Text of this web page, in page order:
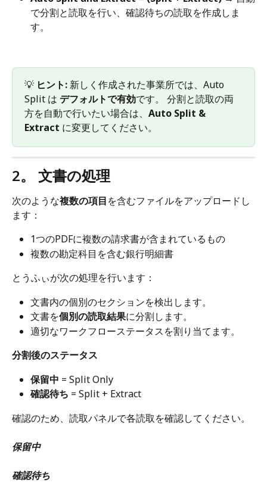
で分割と読取を行い、確認待ちの読取を作成しま
す。
💡 ヒント: 新しく作成された事業所では、Auto
Split は デフォルトで有効です。 分割と読取の両
方を自動で行いたい場合は、 Auto Split &
Extract に変更してください。
2。 文書の処理
次のような複数の項目を含むファイルをアップロードし
ます：
1つのPDFに複数の請求書が含まれているもの
複数の勘定科目を含む銀行明細書
とうふぃが次の処理を行います：
文書内の個別のセクションを検出します。
文書を個別の読取結果に分割します。
適切なワークフローステータスを割り当てます。
分割後のステータス
保留中 = Split Only
確認待ち = Split + Extract
確認のため、読取パネルで各読取を確認してください。
保留中
確認待ち